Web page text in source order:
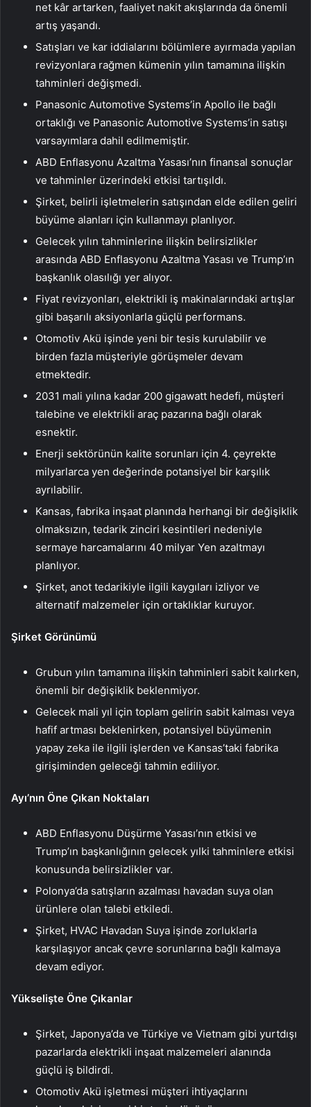
net kâr artarken, faaliyet nakit akışlarında da önemli
artış yaşandı.
Satışları ve kar iddialarını bölümlere ayırmada yapılan
revizyonlara rağmen kümenin yılın tamamına ilişkin
tahminleri değişmedi.
Panasonic Automotive Systems’in Apollo ile bağlı
ortaklığı ve Panasonic Automotive Systems’in satışı
varsayımlara dahil edilmemiştir.
ABD Enflasyonu Azaltma Yasası’nın finansal sonuçlar
ve tahminler üzerindeki etkisi tartışıldı.
Şirket, belirli işletmelerin satışından elde edilen geliri
büyüme alanları için kullanmayı planlıyor.
Gelecek yılın tahminlerine ilişkin belirsizlikler
arasında ABD Enflasyonu Azaltma Yasası ve Trump’ın
başkanlık olasılığı yer alıyor.
Fiyat revizyonları, elektrikli iş makinalarındaki artışlar
gibi başarılı aksiyonlarla güçlü performans.
Otomotiv Akü işinde yeni bir tesis kurulabilir ve
birden fazla müşteriyle görüşmeler devam
etmektedir.
2031 mali yılına kadar 200 gigawatt hedefi, müşteri
talebine ve elektrikli araç pazarına bağlı olarak
esnektir.
Enerji sektörünün kalite sorunları için 4. çeyrekte
milyarlarca yen değerinde potansiyel bir karşılık
ayrılabilir.
Kansas, fabrika inşaat planında herhangi bir değişiklik
olmaksızın, tedarik zinciri kesintileri nedeniyle
sermaye harcamalarını 40 milyar Yen azaltmayı
planlıyor.
Şirket, anot tedarikiyle ilgili kaygıları izliyor ve
alternatif malzemeler için ortaklıklar kuruyor.
Şirket Görünümü
Grubun yılın tamamına ilişkin tahminleri sabit kalırken,
önemli bir değişiklik beklenmiyor.
Gelecek mali yıl için toplam gelirin sabit kalması veya
hafif artması beklenirken, potansiyel büyümenin
yapay zeka ile ilgili işlerden ve Kansas’taki fabrika
girişiminden geleceği tahmin ediliyor.
Ayı’nın Öne Çıkan Noktaları
ABD Enflasyonu Düşürme Yasası’nın etkisi ve
Trump’ın başkanlığının gelecek yılki tahminlere etkisi
konusunda belirsizlikler var.
Polonya’da satışların azalması havadan suya olan
ürünlere olan talebi etkiledi.
Şirket, HVAC Havadan Suya işinde zorluklarla
karşılaşıyor ancak çevre sorunlarına bağlı kalmaya
devam ediyor.
Yükselişte Öne Çıkanlar
Şirket, Japonya’da ve Türkiye ve Vietnam gibi yurtdışı
pazarlarda elektrikli inşaat malzemeleri alanında
güçlü iş bildirdi.
Otomotiv Akü işletmesi müşteri ihtiyaçlarını